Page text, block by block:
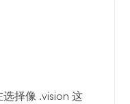
择像 .vision 这